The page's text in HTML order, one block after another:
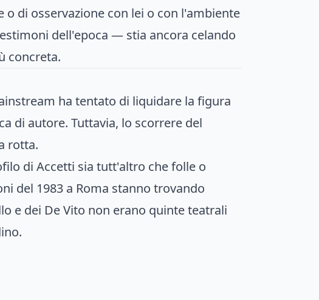
o di osservazione con lei o con l'ambiente
dell'epoca — stia ancora celando
concreta.
ha tentato di liquidare la figura
di autore. Tuttavia, lo scorrere del
rotta.
di Accetti sia tutt'altro che folle o
del 1983 a Roma stanno trovando
e dei De Vito non erano quinte teatrali